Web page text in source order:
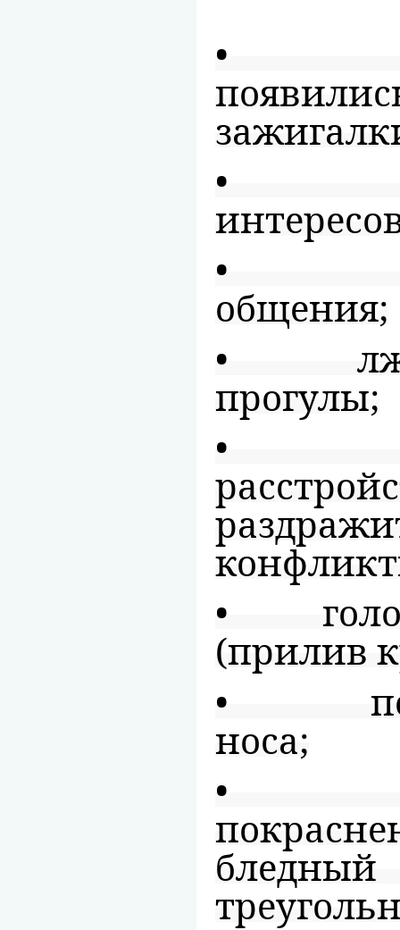
• в
•
•
общения;
•
прогулы;
•
•
(прилив
•
носа;
• на